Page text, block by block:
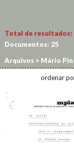
Total de resultados:
Documentos: 25
Arquivos > Mário
ordenar